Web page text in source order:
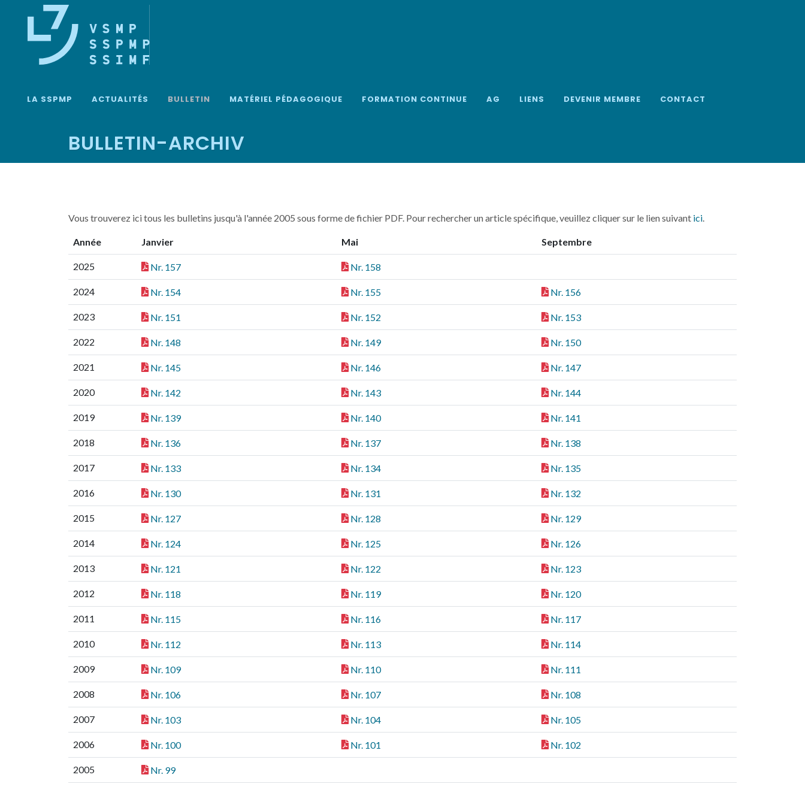
LA SSPMP ACTUALITÉS BULLETIN MATÉRIEL PÉDAGOGIQUE FORMATION CONTINUE AG LIENS DEVENIR MEMBRE CONTACT
BULLETIN-ARCHIV
Vous trouverez ici tous les bulletins jusqu'à l'année 2005 sous forme de fichier PDF. Pour rechercher un article spécifique, veuillez cliquer sur le lien suivant ici.
Année Janvier Mai Septembre
2025 Nr. 157 Nr. 158
2024 Nr. 154 Nr. 155 Nr. 156
2023 Nr. 151 Nr. 152 Nr. 153
2022 Nr. 148 Nr. 149 Nr. 150
2021 Nr. 145 Nr. 146 Nr. 147
2020 Nr. 142 Nr. 143 Nr. 144
2019 Nr. 139 Nr. 140 Nr. 141
2018 Nr. 136 Nr. 137 Nr. 138
2017 Nr. 133 Nr. 134 Nr. 135
2016 Nr. 130 Nr. 131 Nr. 132
2015 Nr. 127 Nr. 128 Nr. 129
2014 Nr. 124 Nr. 125 Nr. 126
2013 Nr. 121 Nr. 122 Nr. 123
2012 Nr. 118 Nr. 119 Nr. 120
2011 Nr. 115 Nr. 116 Nr. 117
2010 Nr. 112 Nr. 113 Nr. 114
2009 Nr. 109 Nr. 110 Nr. 111
2008 Nr. 106 Nr. 107 Nr. 108
2007 Nr. 103 Nr. 104 Nr. 105
2006 Nr. 100 Nr. 101 Nr. 102
2005 Nr. 99